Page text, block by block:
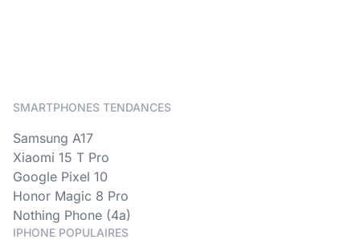
SMARTPHONES TENDANCES
Samsung A17
Xiaomi 15 T Pro
Google Pixel 10
Honor Magic 8 Pro
Nothing Phone (4a)
IPHONE POPULAIRES